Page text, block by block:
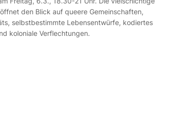
den Blick auf queere Gemeinschaften,
selbstbestimmte Lebensentwürfe, kodiertes
koloniale Verflechtungen.